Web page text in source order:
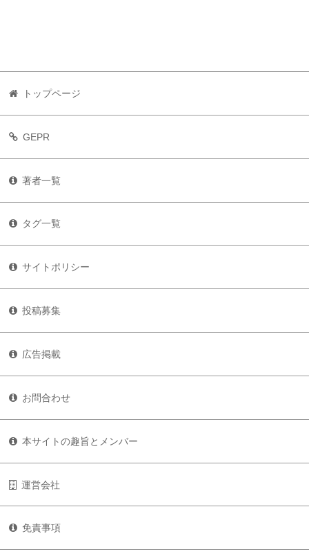
トップページ
GEPR
著者一覧
タグ一覧
サイトポリシー
投稿募集
広告掲載
お問合わせ
本サイトの趣旨とメンバー
運営会社
免責事項